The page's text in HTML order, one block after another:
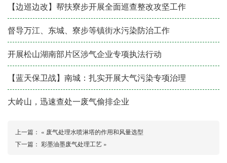
【边巡边改】帮扶寮步开展全面巡查整改攻坚工作
督导万江、东城、寮步等镇街水污染防治工作
开展松山湖南部片区涉气企业专项执法行动
【蓝天保卫战】南城：扎实开展大气污染专项治理
大岭山，迅速查处一废气偷排企业
上一篇： « 废气处理水喷淋塔的作用和风量选型
下一篇： 彩墨油墨废气处理工艺 »